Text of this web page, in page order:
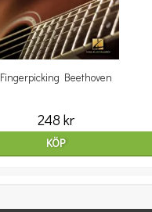
Fingerpicking Beethoven
248 kr
KÖP